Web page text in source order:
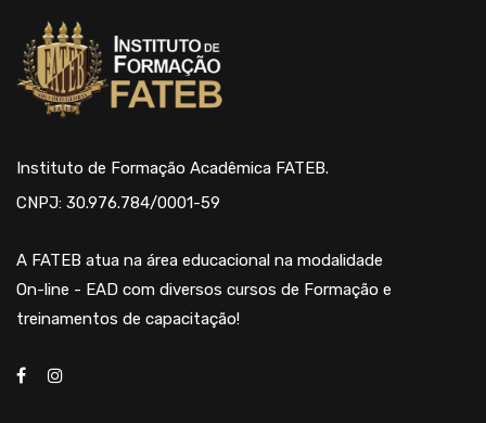
Instituto de Formação Acadêmica FATEB.
CNPJ: 30.976.784/0001-59
A FATEB atua na área educacional na modalidade
On-line - EAD com diversos cursos de Formação e
treinamentos de capacitação!